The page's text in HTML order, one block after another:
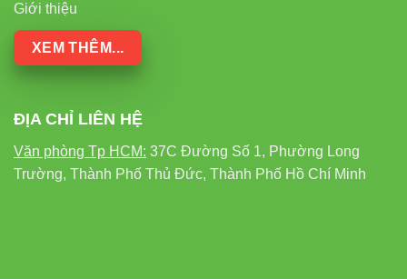
Tháo đế thiết bị và gắn vào vị trí đã xác định bằng vít kèm
theo
Kích hoạt pin bằng cách gỡ bỏ dải nhựa cách điện
Xoay thân thiết bị vào đế theo chiều kim đồng hồ đến khi
Giới thiệu
XEM THÊM...
ĐỊA CHỈ LIÊN HỆ
Văn phòng Tp HCM: 37C Đường Số 1, Phường Long
Trường, Thành Phố Thủ Đức, Thành Phố Hồ Chí Minh